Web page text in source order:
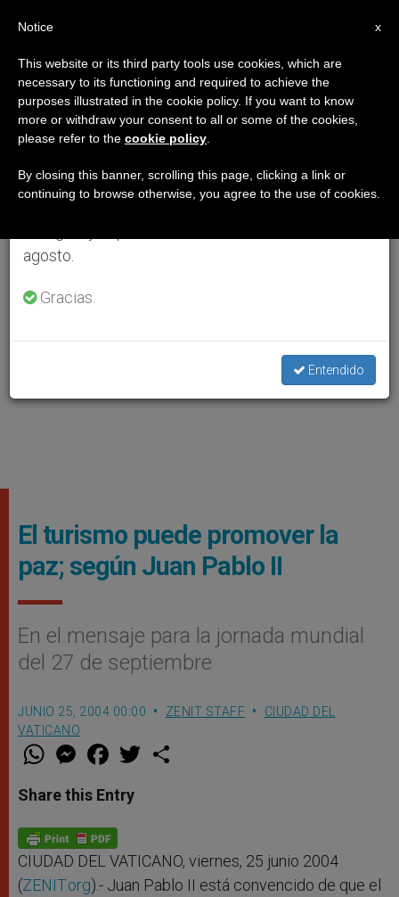
El turismo puede promover la
paz; según Juan Pablo II
En el mensaje para la jornada mundial
del 27 de septiembre
JUNIO 25, 2004 00:00 ZENIT STAFF
CIUDAD DEL
VATICANO
W
t
s
p
p
M
e
s
e
g
e
r
F
a
e
b
o
k
w
Share this Entry
CIUDAD DEL VATICANO, viernes, 25 junio 2004
(ZENIT.org).- Juan Pablo II está convencido de que el
×
Aviso importante
Del 27 de julio al 7 de agosto haremos la pausa
anual, aprovechando que en el periodo de verano
se generan menos informaciones y también el
agosto.
Gracias.
Entendido
x
Notice
This website or its third party tools use cookies, which are
necessary to its functioning and required to achieve the
purposes illustrated in the cookie policy. If you want to know
more or withdraw your consent to all or some of the cookies,
please refer to the cookie policy
By closing this banner, scrolling this page, clicking a link or
continuing to browse otherwise, you agree to the use of cookies.